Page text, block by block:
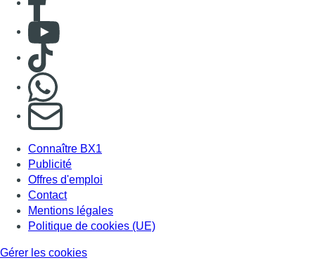
Contact
Mentions légales
Politique de cookies (UE)
Gérer les cookies